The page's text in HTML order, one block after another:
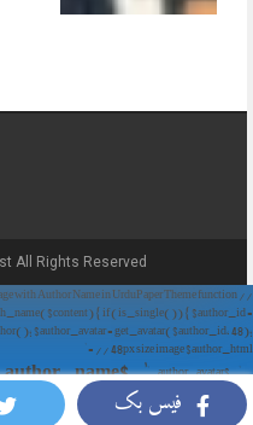
فیس بک
All Rights Reserved.
with Author Name in UrduPaper Theme function
{ if (is_single()) { $author_id =
$author_avatar = get_avatar($author_id, 48);
// 48px size image $author_html = '
' . $author_avatar . '
' . $author_name . '
} return $content; } add_filter('the_content',